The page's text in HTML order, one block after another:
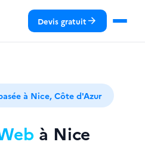
Devis gratuit
Devis gratuit arrow_forward
à Nice, Côte d'Azur
à Nice